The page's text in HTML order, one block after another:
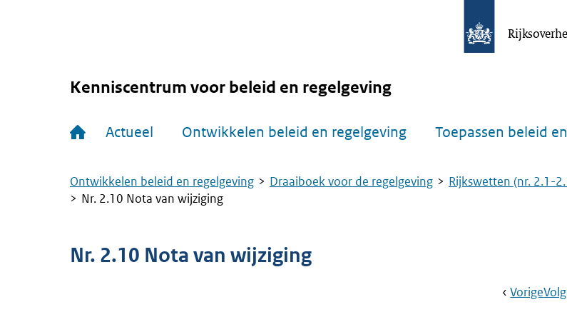
Kenniscentrum voor beleid en regelgeving
Actueel Ontwikkelen beleid en regelgeving Toepassen beleid
Kruimelpad
Ontwikkelen beleid en regelgeving Draaiboek voor de regelgeving Rijkswetten (nr. 2.1-
Nr. 2.10 Nota van wijziging
Nr. 2.10 Nota van wijziging
Book
Ga
VorigeGa